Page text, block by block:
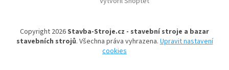
Copyright 2026Stavba-Stroje.cz - stavební stroje a bazar
stavebních strojů. Všechna práva vyhrazena. Upravit nastavení
cookies